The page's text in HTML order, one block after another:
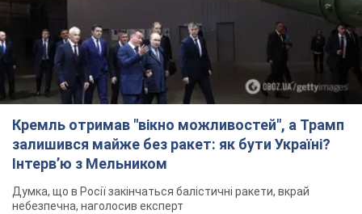
Кремль отримав "вікно можливостей", а Трамп
залишився майже без ракет: як бути Україні?
Інтерв’ю з Мельником
Думка, що в Росії закінчаться балістичні ракети, вкрай
небезпечна, наголосив експерт